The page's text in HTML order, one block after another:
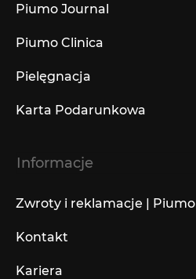
Piumo Journal
Piumo Clinica
Pielęgnacja
Karta Podarunkowa
Informacje
Zwroty i reklamacje | Piumo
Kontakt
Kariera